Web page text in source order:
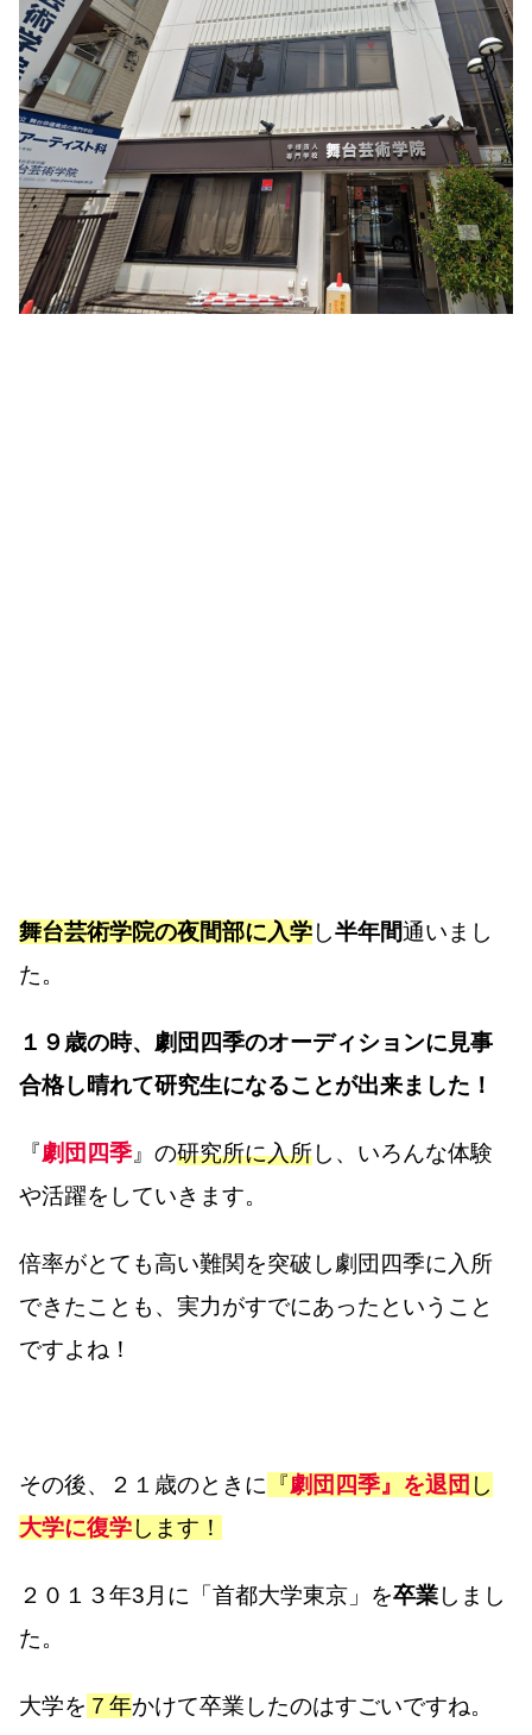
舞台芸術学院の夜間部に入学し半年間通いまし
た。
１９歳の時、劇団四季のオーディションに見事
合格し晴れて研究生になることが出来ました！
『劇団四季 』の研究所に入所し、いろんな体験
や活躍をしていきます。
倍率がとても高い難関を突破し劇団四季に入所
できたことも、実力がすでにあったということ
ですよね！
その後、２１歳のときに 『劇団四季』を退団 し
大学に復学します！
２０１３年3月に「首都大学東京」を卒業しまし
た。
大学を ７年かけて卒業したのはすごいですね。